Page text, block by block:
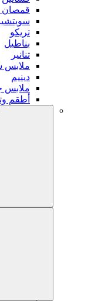
قمصان
تريكو
بناطيل
تنانير
دينيم
ملابس
أطقم